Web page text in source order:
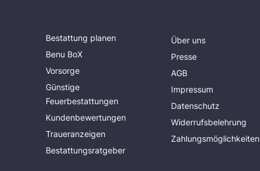
Bestattung planen
Benu BoX
Vorsorge
Günstige
Feuerbestattungen
Kundenbewertungen
Traueranzeigen
Bestattungsratgeber
Über uns
Presse
AGB
Impressum
Datenschutz
Widerrufsbelehrung
Zahlungsmöglichkeiten